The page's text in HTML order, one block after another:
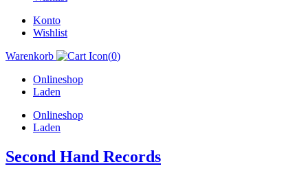
Konto
Wishlist
Warenkorb
(0)
Onlineshop
Laden
Onlineshop
Laden
Second Hand Records